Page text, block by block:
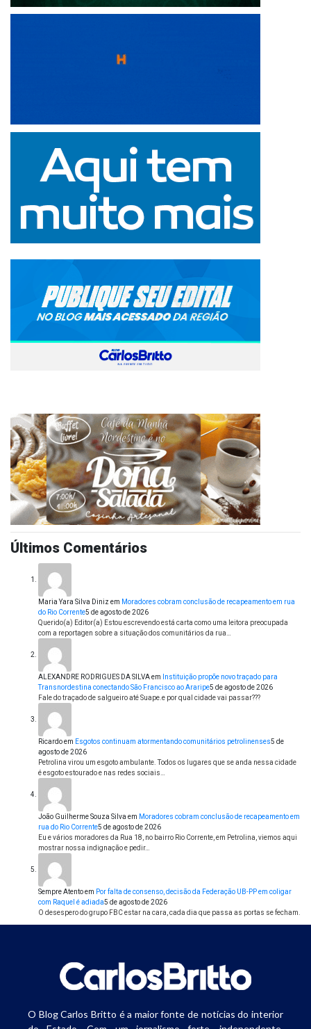
Últimos Comentários
Maria Yara Silva Diniz em Moradores cobram conclusão de recapeamento em rua
do Rio Corrente5 de agosto de 2026
Querido(a) Editor(a) Estou escrevendo está carta como uma leitora preocupada
com a reportagen sobre a situação dos comunitários da rua…
ALEXANDRE RODRIGUES DA SILVAem
Instituição propõe novo traçado para
Transnordestina conectando São Francisco ao Araripe5 de agosto de 2026
Fale do traçado de salgueiro até Suape.e por qual cidade vai passar???
Ricardoem Esgotos continuam atormentando comunitários petrolinenses5 de
agosto de 2026
Petrolina virou um esgoto ambulante. Todos os lugares que se anda nessa cidade
é esgoto estourado e nas redes sociais…
João Guilherme Souza Silva em Moradores cobram conclusão de recapeamento em
rua do Rio Corrente5 de agosto de 2026
Eu e vários moradores da Rua 18, no bairro Rio Corrente, em Petrolina, viemos aqui
mostrar nossa indignação e pedir…
Sempre Atentoem Por falta de consenso, decisão da Federação UB-PP em coligar
com Raquel é adiada5 de agosto de 2026
O desespero do grupo FBC estar na cara, cada dia que passa as portas se fecham.
O Blog Carlos Britto é a maior fonte de notícias do interior